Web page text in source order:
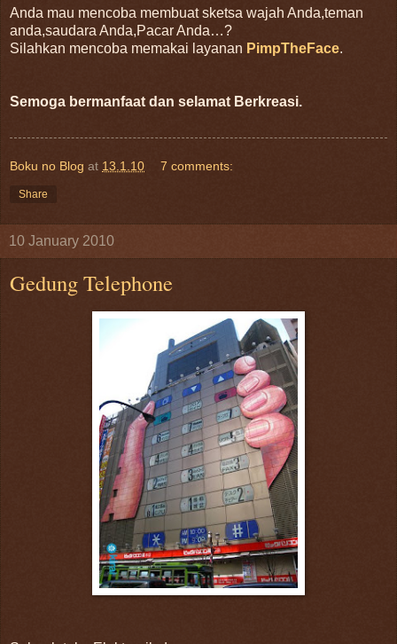
Anda mau mencoba membuat sketsa wajah Anda,teman
anda,saudara Anda,Pacar Anda…?
Silahkan mencoba memakai layanan PimpTheFace.
Semoga bermanfaat dan selamat Berkreasi.
Boku no Blog at 13.1.10 7 comments:
Share
10 January 2010
Gedung Telephone